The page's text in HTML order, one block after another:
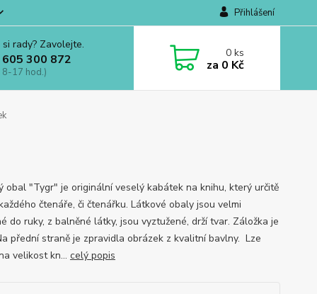
Přihlášení
rady? Zavolejte.
300 872
8-17 hod.)
0ks
za 0 Kč
obal "Tygr" je originální veselý kabátek na knihu, který určitě
čtenáře, či čtenářku. Látkové obaly jsou velmi
do ruky, z balněné látky, jsou vyztužené, drží tvar. Záložka je
přední straně je zpravidla obrázek z kvalitní bavlny. Lze
velikost kn... celý popis